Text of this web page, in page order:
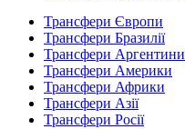
Трансфери Європи
Трансфери Бразилії
Трансфери Аргентини
Трансфери Америки
Трансфери Африки
Трансфери Азії
Трансфери Росії